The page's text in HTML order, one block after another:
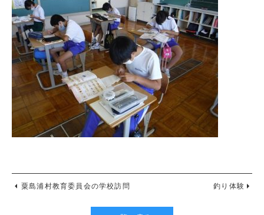
粟島浦村教育委員会の学校訪問 釣り体験